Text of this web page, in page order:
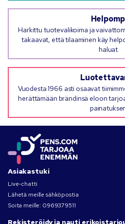
Harkittu tuotevalikoima ja
takaavat, että tilaaminen käy
haluat.
Vuodesta 1966 asti osaavat
herättämään brändinsä eloon
Asiakastuki
Live-chatti
Lähetä meille sähköpostia
Soita meille: 0969379511